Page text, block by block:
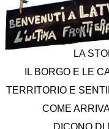
LA
IL BORGO E LE
TERRITORIO E
COME
DICONO DI